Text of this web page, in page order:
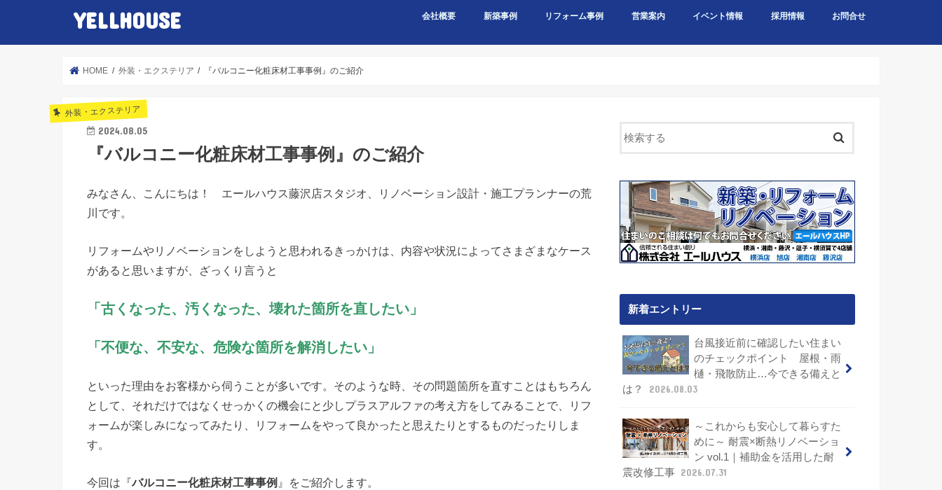
YELLHOUSE 会社概要 新築事例 リフォーム事例 営業案内 イベント情報 採用情報 お問合せ
HOME 外装・エクステリア 『バルコニー化粧床材工事事例』のご紹介
外装・エクステリア
2024.08.05
『バルコニー化粧床材工事事例』のご紹介
みなさん、こんにちは！ エールハウス藤沢店スタジオ、リノベーション設計・施工プランナーの荒
川です。
リフォームやリノベーションをしようと思われるきっかけは、内容や状況によってさまざまなケース
があると思いますが、ざっくり言うと
「古くなった、汚くなった、壊れた箇所を直したい」
「不便な、不安な、危険な箇所を解消したい」
といった理由をお客様から伺うことが多いです。そのような時、その問題箇所を直すことはもちろん
として、それだけではなくせっかくの機会にと少しプラスアルファの考え方をしてみることで、リフ
ォームが楽しみになってみたり、リフォームをやって良かったと思えたりとするものだったりしま
す。
今回は『バルコニー化粧床材工事事例 』をご紹介します。
新着エントリー
台風接近前に確認したい住まい
のチェックポイント 屋根・雨
樋・飛散防止…今できる備えと
は？
2026.08.03
～これからも安心して暮らすた
めに～ 耐震×断熱リノベーショ
ン vol.1｜補助金を活用した耐
震改修工事 2026.07.31